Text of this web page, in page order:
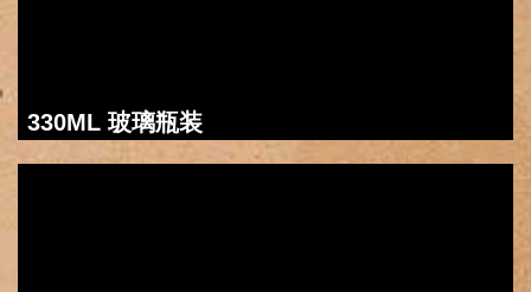
330ML 玻璃瓶装